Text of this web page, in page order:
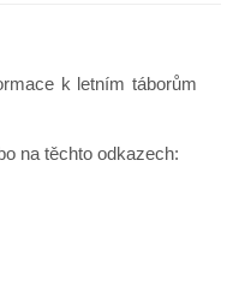
k letním táborům
na těchto odkazech: